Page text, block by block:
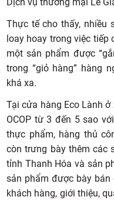
Dịch vụ thương mại Lê
Thực tế cho thấy, nhiều
loay hoay trong việc
một sản phẩm được
trong “giỏ hàng” hàng
khá xa.
Tại cửa hàng Eco Lành
OCOP từ 3 đến 5 sao
thực phẩm, hàng thủ
còn trưng bày thêm các
tỉnh Thanh Hóa và sản
sản phẩm được bày bán
khách hàng, giới thiệu,